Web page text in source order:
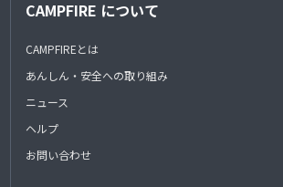
CAMPFIRE について
CAMPFIREとは
あんしん・安全への取り組み
ニュース
ヘルプ
お問い合わせ